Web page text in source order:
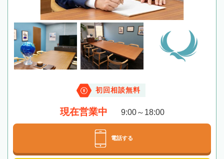
初回相談無料
現在営業中 9:00～18:00
電話する